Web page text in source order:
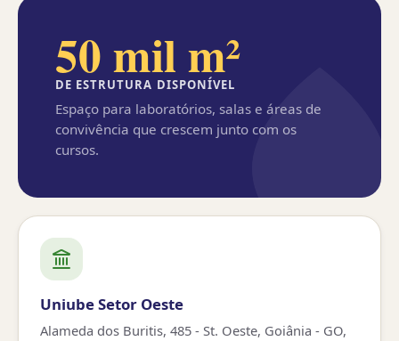
50 mil m²
DE ESTRUTURA DISPONÍVEL
Espaço para laboratórios, salas e áreas de
convivência que crescem junto com os
cursos.
Uniube Setor Oeste
Alameda dos Buritis, 485 - St. Oeste, Goiânia - GO,